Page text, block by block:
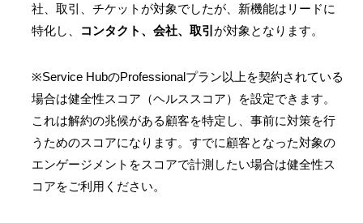
社、取引、チケットが対象でしたが、新機能はリードに
特化し、
コンタクト、会社、取引 が対象となります。
※Service HubのProfessionalプラン以上を契約されている
場合は健全性スコア（ヘルススコア）
を設定できます。
これは解約の兆候がある顧客を特定し、事前に対策を行
うためのスコアになります。すでに顧客となった対象の
エンゲージメントをスコアで計測したい場合は健全性ス
コアをご利用ください。